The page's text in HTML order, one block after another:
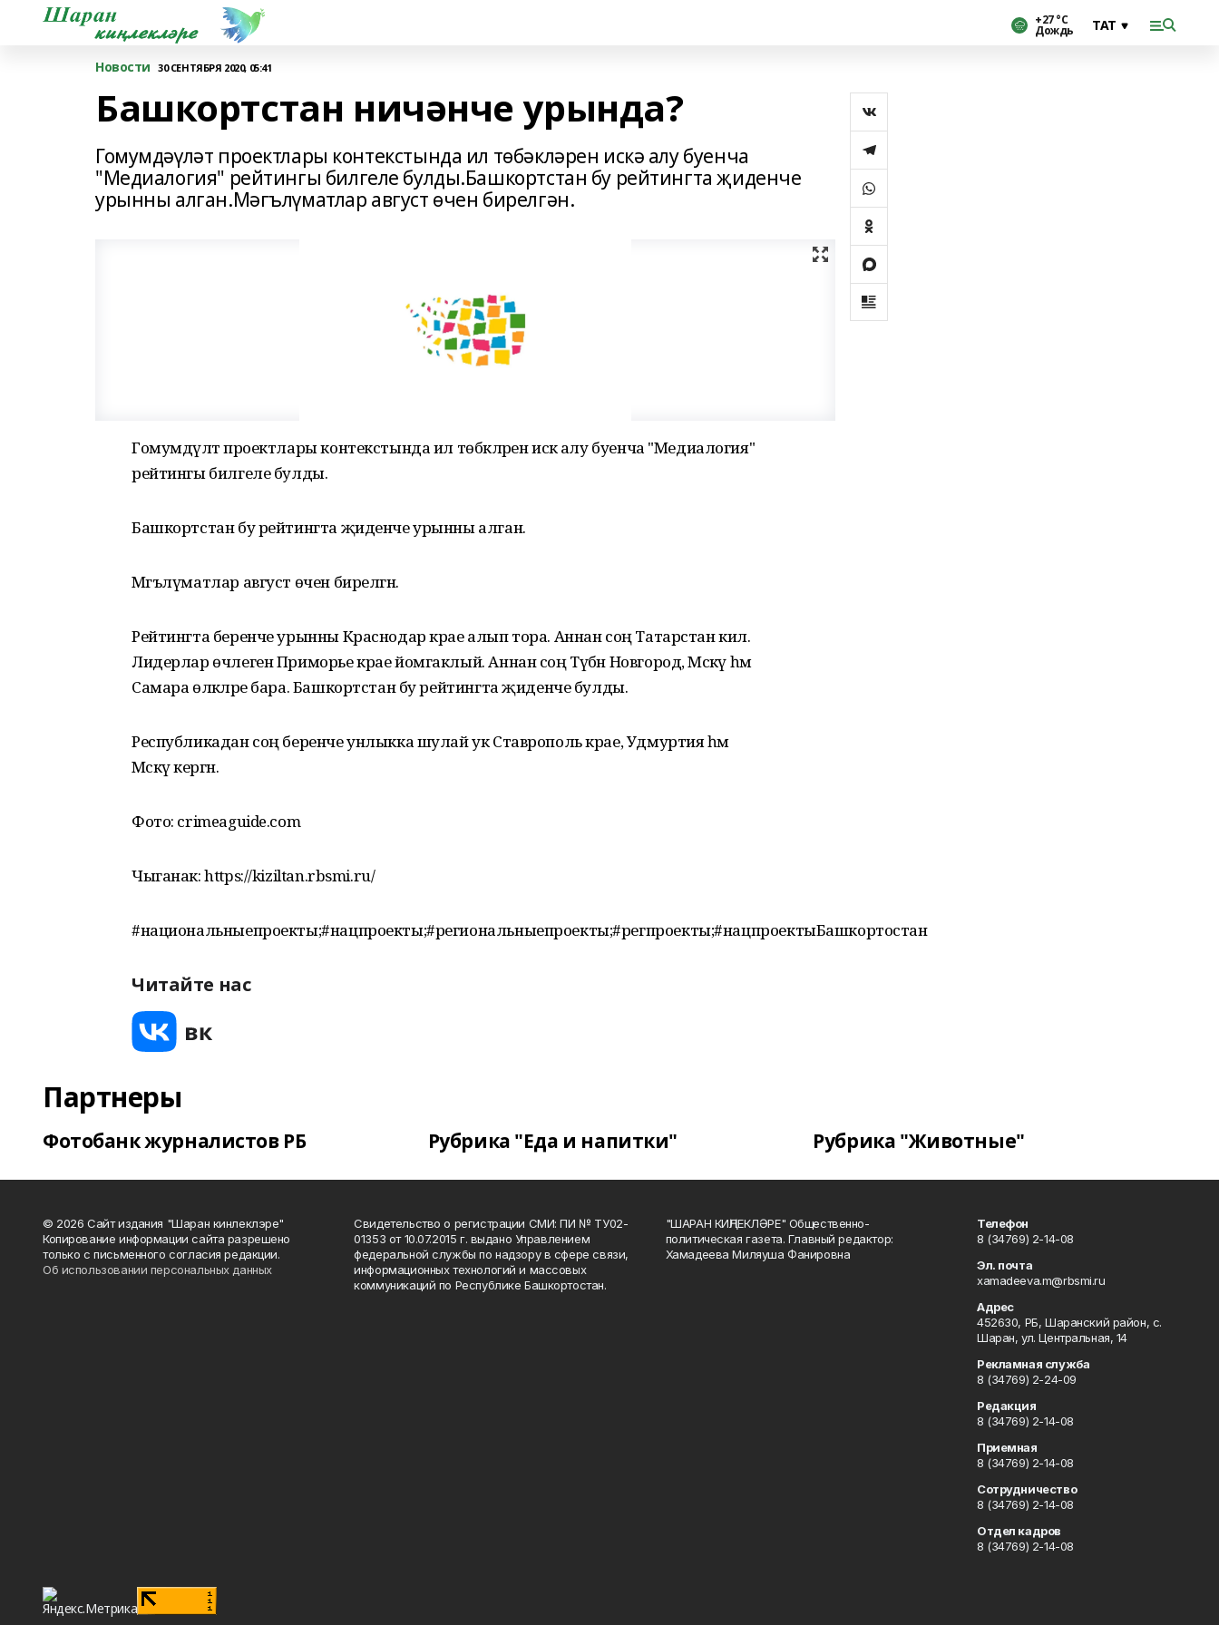
+27 °С
Дождь
Новости 30 СЕНТЯБРЯ 2020, 05:41
Башкортстан ничәнче урында?
Гомумдәүләт проектлары контекстында ил төбәкләрен искә алу буенча
"Медиалогия" рейтингы билгеле булды.Башкортстан бу рейтингта җиденче
урынны алган.Мәгълүматлар август өчен бирелгән.
Гомумдәүләт проектлары контекстында ил төбәкләрен искә алу буенча "Медиалогия"
рейтингы билгеле булды.
Башкортстан бу рейтингта җиденче урынны алган.
Мәгълүматлар август өчен бирелгән.
Рейтингта беренче урынны Краснодар крае алып тора. Аннан соң Татарстан килә.
Лидерлар өчлеген Приморье крае йомгаклый. Аннан соң Түбән Новгород, Мәскәү һәм
Самара өлкәләре бара. Башкортстан бу рейтингта җиденче булды.
Республикадан соң беренче унлыкка шулай ук Ставрополь крае, Удмуртия һәм
Мәскәү кергән.
Фото: crimeaguide.com
Чыганак: https://kiziltan.rbsmi.ru/
#национальныепроекты;#нацпроекты;#региональныепроекты;#регпроекты;#нацпроектыБашкортостан
Читайте нас
Партнеры
Фотобанк журналистов РБ Рубрика "Еда и напитки" Рубрика "Животные"
© 2026 Сайт издания "Шаран кинлеклэре"
Копирование информации сайта разрешено
только с письменного согласия редакции.
Об использовании персональных данных
Свидетельство о регистрации СМИ: ПИ № ТУ02-
01353 от 10.07.2015 г. выдано Управлением
федеральной службы по надзору в сфере связи,
информационных технологий и массовых
коммуникаций по Республике Башкортостан.
"ШАРАН КИҢЛЕКЛӘРЕ" Общественно-
политическая газета. Главный редактор:
Хамадеева Миляуша Фанировна
Телефон
8 (34769) 2-14-08
Эл. почта
xamadeeva.m@rbsmi.ru
Адрес
452630, РБ, Шаранский район, с.
Шаран, ул. Центральная, 14
Рекламная служба
8 (34769) 2-24-09
Редакция
8 (34769) 2-14-08
Приемная
8 (34769) 2-14-08
Сотрудничество
8 (34769) 2-14-08
Отдел кадров
8 (34769) 2-14-08